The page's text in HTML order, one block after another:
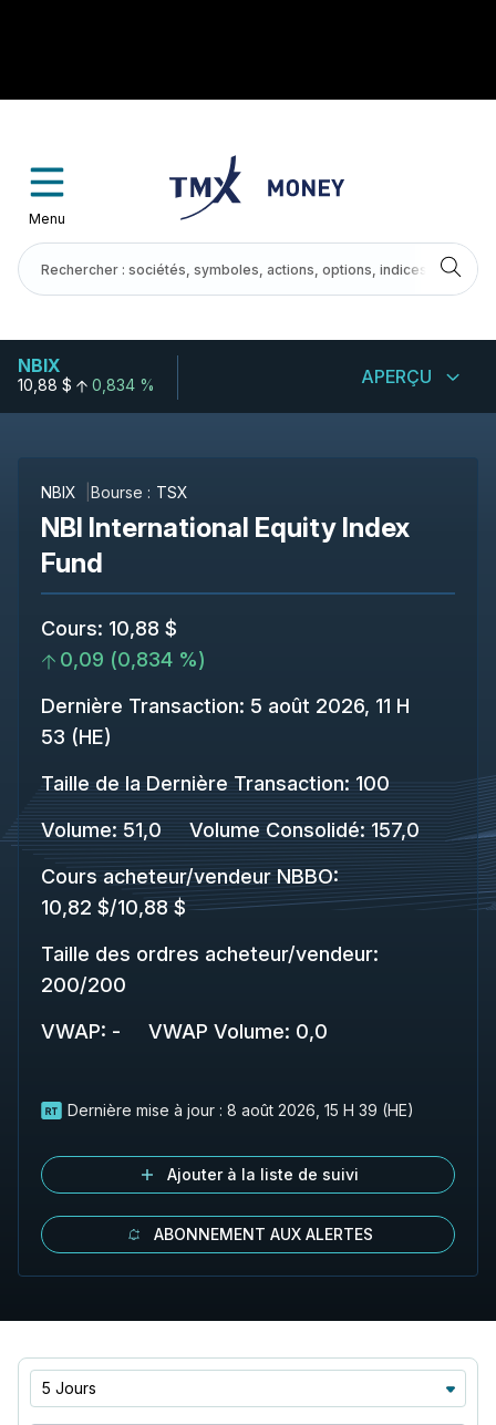
Menu
NBIX
10,88 $ 0,834 % APERÇU
NBIX Bourse : TSX
NBI International Equity Index
Fund
Cours: 10,88 $
0,09 (0,834 %)
Dernière Transaction: 5 août 2026, 11 H
53 (HE)
Taille de la Dernière Transaction: 100
Volume: 51,0 Volume Consolidé: 157,0
Cours acheteur/vendeur NBBO:
10,82 $/10,88 $
Taille des ordres acheteur/vendeur:
200/200
VWAP: - VWAP Volume: 0,0
Dernière mise à jour : 8 août 2026, 15 H 39 (HE)
Ajouter à la liste de suivi
ABONNEMENT AUX ALERTES
5 Jours